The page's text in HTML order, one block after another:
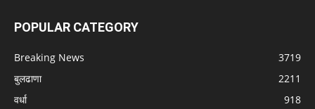
POPULAR CATEGORY
Breaking News
3719
बुलढाणा
2211
वर्धा
918